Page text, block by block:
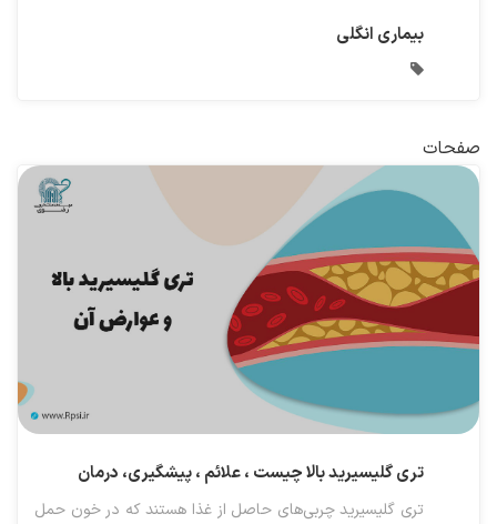
بیماری انگلی
صفحات
تری گلیسیرید بالا چیست ، علائم ، پیشگیری، درمان
تری گلیسیرید چربی‌های حاصل از غذا هستند که در خون حمل